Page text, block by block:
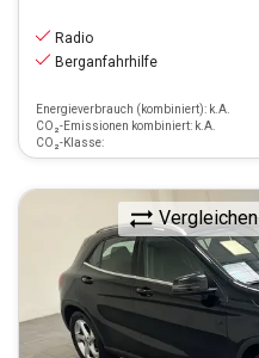
Radio
Berganfahrhilfe
Energieverbrauch (kombiniert): k.A.
CO₂-Emissionen kombiniert: k.A.
CO₂-Klasse:
Vergleichen